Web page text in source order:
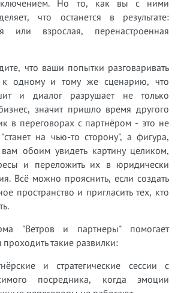
Но то, как вы с ними
что останется в результате:
или взрослая, перенастроенная
что ваши попытки разговаривать
к одному и тому же сценарию, что
и диалог разрушает не только
значит пришло время другого
в переговорах с партнёром - это не
на чью-то сторону", а фигура,
обоим увидеть картину целиком,
и переложить их в юридически
Всё можно прояснить, если создать
пространство и пригласить тех, кто
"Ветров и партнеры" помогает
такие развилки:
и стратегические сессии с
посредника, когда эмоции